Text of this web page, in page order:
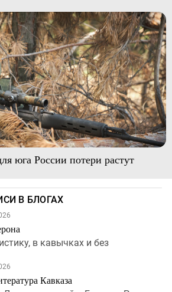
юга России потери растут
В БЛОГАХ
в кавычках и без
Кавказа